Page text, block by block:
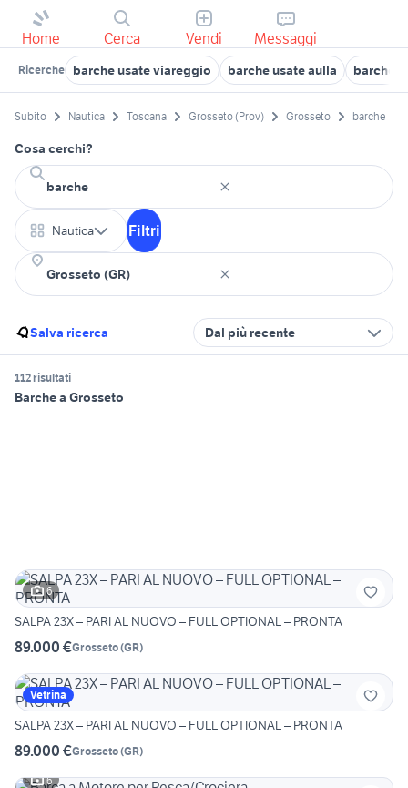
Home Cerca Vendi Messaggi
Ricerche barche usate viareggio barche usate aulla barche
Subito Nautica Toscana Grosseto (Prov) Grosseto barche
Cosa cerchi?
Nautica Filtri
Salva ricerca Dal più recente
112 risultati
Barche a Grosseto
6
SALPA 23X – PARI AL NUOVO – FULL OPTIONAL – PRONTA
89.000 €Grosseto(GR)
Vetrina
SALPA 23X – PARI AL NUOVO – FULL OPTIONAL – PRONTA
89.000 €Grosseto(GR)
6